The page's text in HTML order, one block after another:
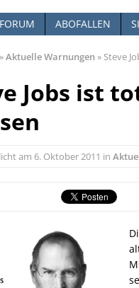
FORUM ABOFALLEN
»Aktuelle Warnungen» Steve
Jobs ist
am 6. Oktober 2011 in